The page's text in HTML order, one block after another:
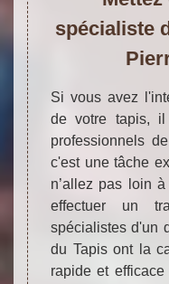
spécialiste
Si vous avez
de votre tapis,
professionnels
c'est une tâche
n’allez pas loin
effectuer un
spécialistes d'un
du Tapis ont la
rapide et